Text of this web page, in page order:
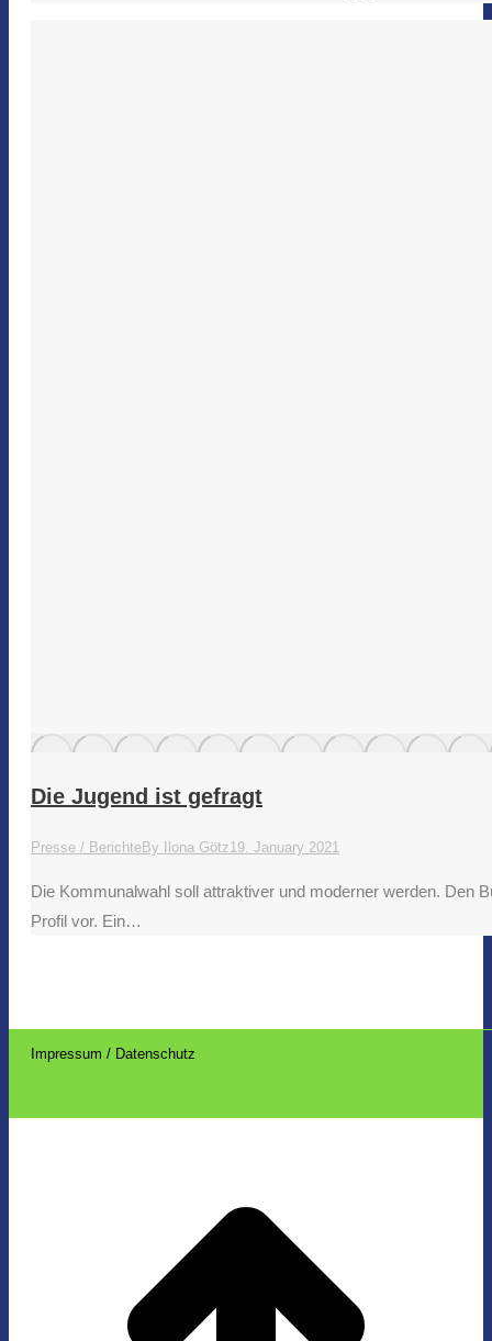
Die Jugend ist gefragt
Presse / BerichteBy Ilona Götz19. January 2021
Die Kommunalwahl soll attraktiver und moderner werden. Den
Profil vor. Ein…
Impressum / Datenschutz